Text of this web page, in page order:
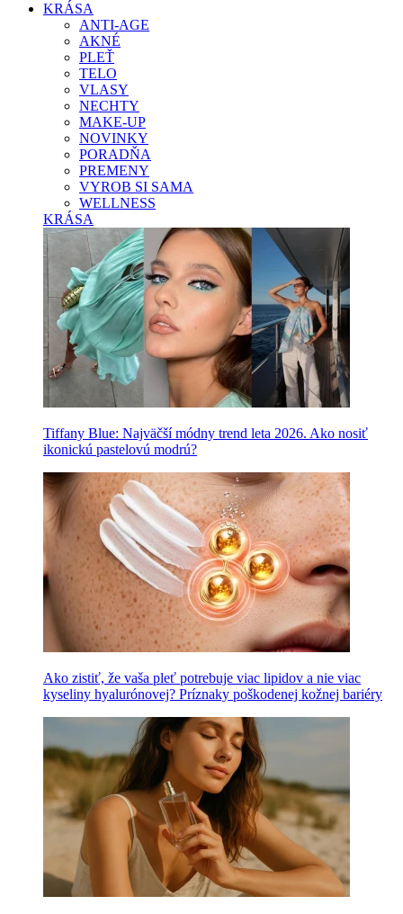
KRÁSA
ANTI-AGE
AKNÉ
PLEŤ
TELO
VLASY
NECHTY
MAKE-UP
NOVINKY
PORADŇA
PREMENY
VYROB SI SAMA
WELLNESS
KRÁSA
Tiffany Blue: Najväčší módny trend leta 2026. Ako nosiť
ikonickú pastelovú modrú?
Ako zistiť, že vaša pleť potrebuje viac lipidov a nie viac
kyseliny hyalurónovej? Príznaky poškodenej kožnej bariéry